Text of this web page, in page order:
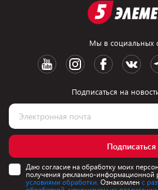
Мы в социальных
Подписаться на
Подписаться
Даю согласие на обработку моих
получения рекламно-информационной
условиями обработки. Ознакомлен с